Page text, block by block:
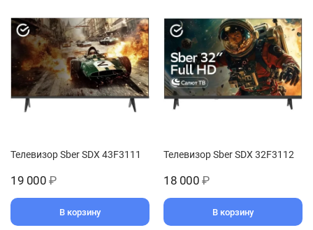
Телевизор Sber SDX 43F3111
19 000 ₽
В корзину
Телевизор Sber SDX 32F3112
18 000 ₽
В корзину